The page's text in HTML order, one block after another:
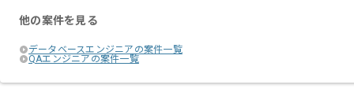
他の案件を見る
データベースエンジニアの案件一覧
QAエンジニアの案件一覧